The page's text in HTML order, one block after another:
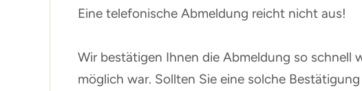
Eine telefonische Abmeldung reicht nicht aus!
Wir bestätigen Ihnen die Abmeldung so schnell
möglich war. Sollten Sie eine solche